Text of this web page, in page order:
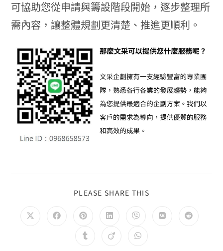
可協助您從申請與籌設階段開始，逐步整理所
需內容，讓整體規劃更清楚、推進更順利。
PLEASE SHARE THIS